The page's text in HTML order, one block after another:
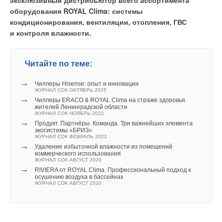
оборудования ROYAL Clima: системы
кондиционирования, вентиляции, отопления, ГВС
и контроля влажности.
Читайте по теме:
→ Чиллеры Hisense: опыт и инновации
ЖУРНАЛ СОК ОКТЯБРЬ 2025
→
Чиллеры ERACO & ROYAL Clima на страже здоровья
жителей Ленинградской области
ЖУРНАЛ СОК НОЯБРЬ 2022
→
Продукт. Партнёры. Команда. Три важнейших элемента
экосистемы «БРИЗ»
ЖУРНАЛ СОК ФЕВРАЛЬ 2022
→
Удаление избыточной влажности из помещений
коммерческого использования
ЖУРНАЛ СОК АВГУСТ 2020
→
RIVIERA от ROYAL Clima. Профессиональный подход к
осушению воздуха в бассейнах
ЖУРНАЛ СОК АВГУСТ 2020
Ультрафиолетовые лампы
В системах, где недостаточно высокой степени фильтрации,
может потребоваться применение УФ-ламп высокой
дезинфекция широкого спектра микроорганизмов,
и цисты простейших;
отсутствие влияния на физико-химические свойства
воздуха, то есть не образуется побочных продуктов, нет
опасности передозировки;
низкое потребление энергии;
компактность и простота эксплуатации без специальных
мер по безопасности.